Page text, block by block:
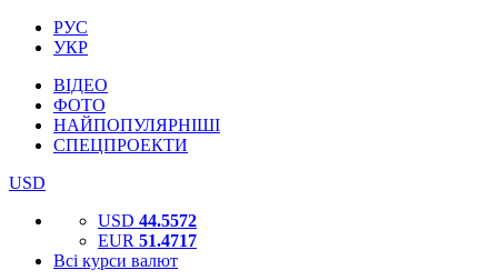
РУС
УКР
ВІДЕО
ФОТО
НАЙПОПУЛЯРНІШІ
СПЕЦПРОЕКТИ
USD
USD 44.5572
EUR 51.4717
Всі курси валют